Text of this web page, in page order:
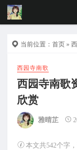
当前位置： 首页 »
西园寺南歌
西园寺南歌
欣赏
雅晴芷
本文共542个字